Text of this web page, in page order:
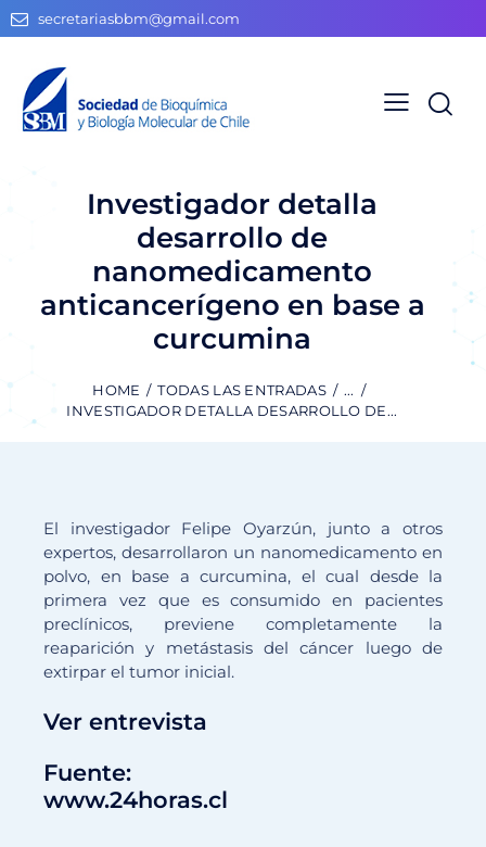
secretariasbbm@gmail.com
Investigador detalla
desarrollo de
nanomedicamento
anticancerígeno en base a
curcumina
HOME TODAS LAS ENTRADAS
...
INVESTIGADOR DETALLA DESARROLLO DE...
El investigador Felipe Oyarzún, junto a otros
expertos, desarrollaron un nanomedicamento en
polvo, en base a curcumina, el cual desde la
primera vez que es consumido en pacientes
preclínicos, previene completamente la
reaparición y metástasis del cáncer luego de
extirpar el tumor inicial.
Ver entrevista
Fuente:
www.24horas.cl